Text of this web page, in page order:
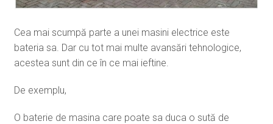
Cea mai scumpă parte a unei masini electrice este
bateria sa. Dar cu tot mai multe avansări tehnologice,
acestea sunt din ce în ce mai ieftine.
De exemplu,
O baterie de masina care poate sa duca o sută de